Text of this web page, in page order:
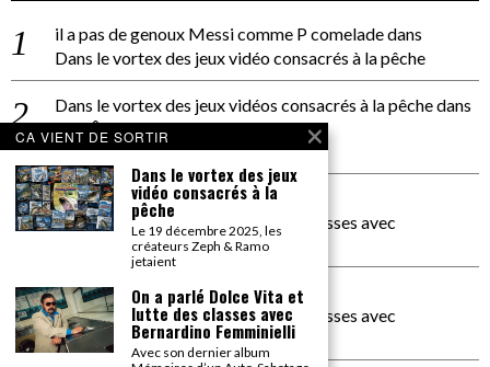
il a pas de genoux Messi comme P comeladedans
Dans le vortex des jeux vidéo consacrés à la pêche
Dans le vortex des jeux vidéos consacrés à la pêchedans
PACÔME THIELLEMENT
La séance d’Hip Gnose
La Patrie
dans
On a parlé Dolce Vita et lutte des classes avec
Bernardino Femminielli
carte noire negra à l'o tiededans
On a parlé Dolce Vita et lutte des classes avec
Bernardino Femminielli
CA VIENT DE SORTIR
Dans le vortex des jeux
vidéo consacrés à la
pêche
Le 19 décembre 2025, les
créateurs Zeph & Ramo
jetaient
On a parlé Dolce Vita et
lutte des classes avec
Bernardino Femminielli
Avec son dernier album